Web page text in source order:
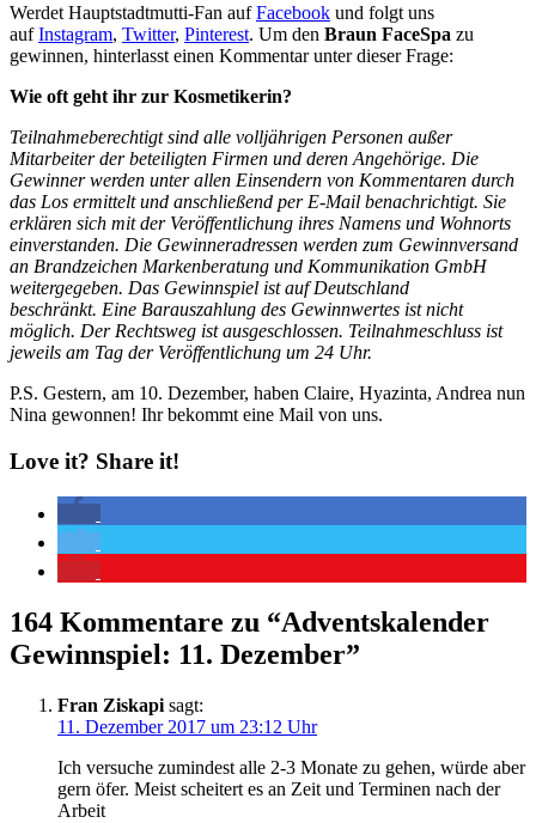
Werdet Hauptstadtmutti-Fan aufFacebook und folgt uns
aufInstagram, Twitter, Pinterest. Um den Braun FaceSpa zu
gewinnen, hinterlasst einen Kommentar unter dieser Frage:
Wie oft geht ihr zur Kosmetikerin?
Teilnahmeberechtigt sind alle volljährigen Personen außer
Mitarbeiter der beteiligten Firmen und deren Angehörige. Die
Gewinner werden unter allen Einsendern von Kommentaren durch
das Los ermittelt und anschließend per E-Mail benachrichtigt. Sie
erklären sich mit der Veröffentlichung ihres Namens und Wohnorts
einverstanden. Die Gewinneradressen werden zum Gewinnversand
an Brandzeichen Markenberatung und Kommunikation GmbH
weitergegeben. Das Gewinnspiel ist auf Deutschland
beschränkt. Eine Barauszahlung des Gewinnwertes ist nicht
möglich. Der Rechtsweg ist ausgeschlossen. Teilnahmeschluss ist
jeweils am Tag der Veröffentlichung um 24 Uhr.
P.S. Gestern, am 10. Dezember, haben Claire, Hyazinta, Andrea nun
Nina gewonnen! Ihr bekommt eine Mail von uns.
Love it? Share it!
164 Kommentare zu “Adventskalender
Gewinnspiel: 11. Dezember”
Fran Ziskapi sagt:
11. Dezember 2017 um 23:12 Uhr
Ich versuche zumindest alle 2-3 Monate zu gehen, würde aber
gern öfer. Meist scheitert es an Zeit und Terminen nach der
Arbeit